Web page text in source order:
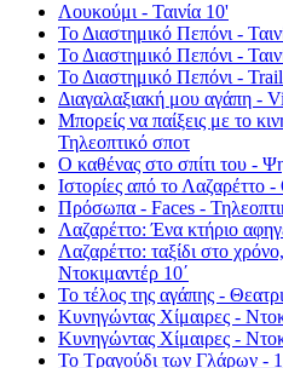
Λουκούμι - Ταινία 10'
Το Διαστημικό Πεπόνι -
Το Διαστημικό Πεπόνι -
Το Διαστημικό Πεπόνι -
Διαγαλαξιακή μου αγάπη -
Μπορείς να παίξεις με το
Τηλεοπτικό σποτ
Ο καθένας στο σπίτι του -
Ιστορίες από το Λαζαρέττο
Πρόσωπα - Faces -
Λαζαρέττο: Ένα κτήριο
Λαζαρέττο: ταξίδι στο
Ντοκιμαντέρ 10΄
Το τέλος της αγάπης -
Κυνηγώντας Χίμαιρες -
Κυνηγώντας Χίμαιρες -
Το Τραγούδι των Γλάρων -